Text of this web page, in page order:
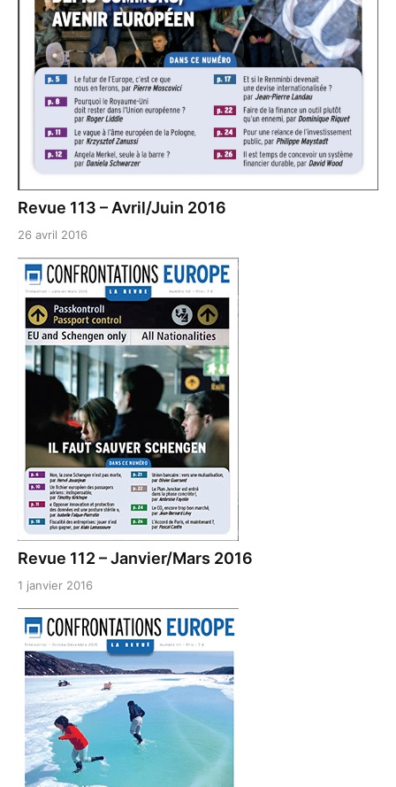
Revue 113 – Avril/Juin 2016
26 avril 2016
Revue 112 – Janvier/Mars 2016
1 janvier 2016